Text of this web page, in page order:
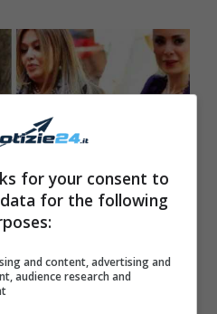
per l’occasione –
for your consent to
for the following
and content, advertising and
audience research and